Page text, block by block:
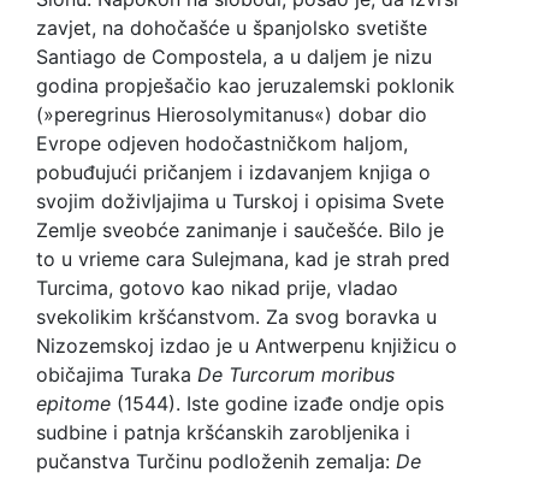
zavjet, na dohočašće u španjolsko svetište
Santiago de Compostela, a u daljem je nizu
godina propješačio kao jeruzalemski poklonik
(»peregrinus Hierosolymitanus«) dobar dio
Evrope odjeven hodočastničkom haljom,
pobuđujući pričanjem i izdavanjem knjiga o
svojim doživljajima u Turskoj i opisima Svete
Zemlje sveobće zanimanje i saučešće. Bilo je
to u vrieme cara Sulejmana, kad je strah pred
Turcima, gotovo kao nikad prije, vladao
svekolikim kršćanstvom. Za svog boravka u
Nizozemskoj izdao je u Antwerpenu knjižicu o
običajima Turaka De Turcorum moribus
epitome (1544). Iste godine izađe ondje opis
sudbine i patnja kršćanskih zarobljenika i
pučanstva Turčinu podloženih zemalja: De